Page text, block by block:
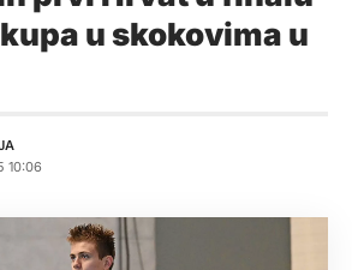
u skokovima u
10:06